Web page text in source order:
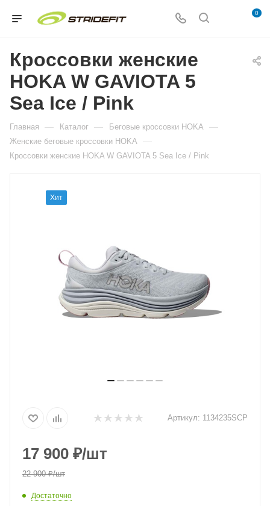
0
Кроссовки женские
HOKA W GAVIOTA 5
Sea Ice / Pink
Главная — Каталог — Беговые кроссовки HOKA —
Женские беговые кроссовки HOKA —
Кроссовки женские HOKA W GAVIOTA 5 Sea Ice / Pink
Хит
Артикул: 1134235SCP
17 900 ₽/шт
22 900₽/шт
Достаточно